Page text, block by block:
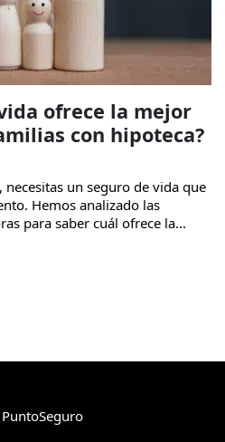
ofrece la mejor
con hipoteca?
un seguro de vida que
Hemos analizado las
para saber cuál ofrece la...